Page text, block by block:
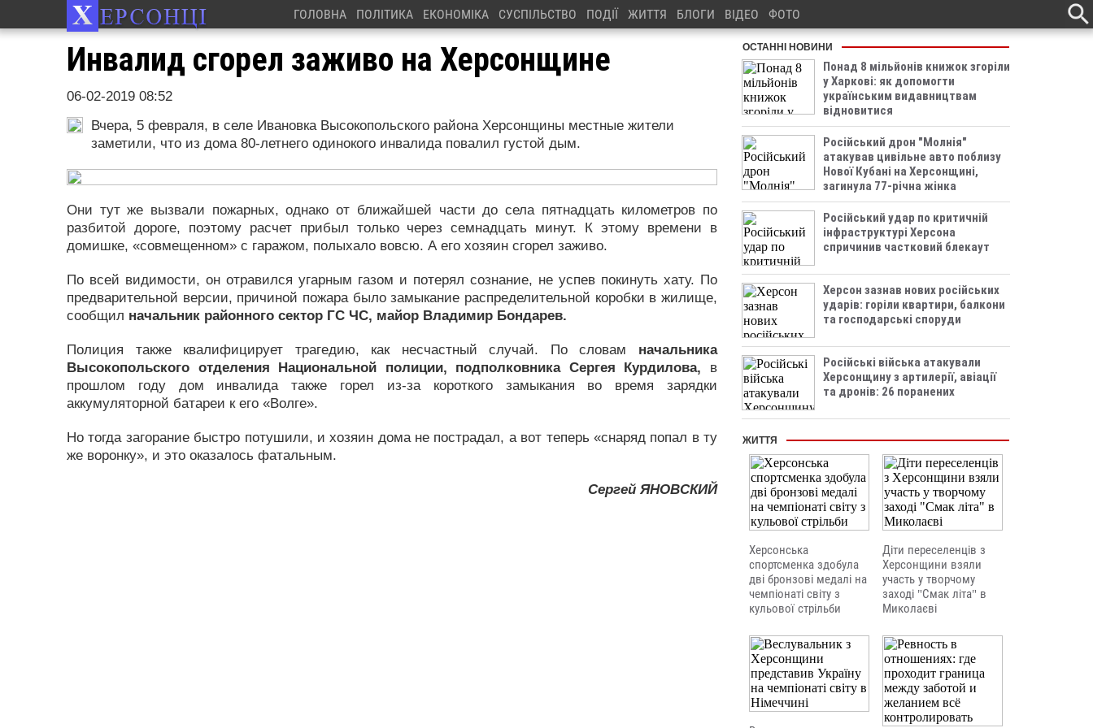
ГОЛОВНА ПОЛІТИКА ЕКОНОМІКА СУСПІЛЬСТВО ПОДІЇ ЖИТТЯ БЛОГИ ВІДЕО ФОТО
Инвалид сгорел заживо на Херсонщине
06-02-2019 08:52
Вчера, 5 февраля, в селе Ивановка Высокопольского района Херсонщины местные жители
заметили, что из дома 80-летнего одинокого инвалида повалил густой дым.
Они тут же вызвали пожарных, однако от ближайшей части до села пятнадцать километров по
разбитой дороге, поэтому расчет прибыл только через семнадцать минут. К этому времени в
домишке, «совмещенном» с гаражом, полыхало вовсю. А его хозяин сгорел заживо.
По всей видимости, он отравился угарным газом и потерял сознание, не успев покинуть хату. По
предварительной версии, причиной пожара было замыкание распределительной коробки в жилище,
сообщил начальник районного сектор ГС ЧС, майор Владимир Бондарев.
Полиция также квалифицирует трагедию, как несчастный случай. По словам начальника
Высокопольского отделения Национальной полиции, подполковника Сергея Курдилова, в
прошлом году дом инвалида также горел из-за короткого замыкания во время зарядки
аккумуляторной батареи к его «Волге».
Но тогда загорание быстро потушили, и хозяин дома не пострадал, а вот теперь «снаряд попал в ту
же воронку», и это оказалось фатальным.
Сергей ЯНОВСКИЙ
ОСТАННІ НОВИНИ
Понад 8 мільйонів книжок згоріли
у Харкові: як допомогти
українським видавництвам
відновитися
Російський дрон "Молнія"
атакував цивільне авто поблизу
Нової Кубані на Херсонщині,
загинула 77-річна жінка
Російський удар по критичній
інфраструктурі Херсона
спричинив частковий блекаут
Херсон зазнав нових російських
ударів: горіли квартири, балкони
та господарські споруди
Російські війська атакували
Херсонщину з артилерії, авіації
та дронів: 26 поранених
ЖИТТЯ
Херсонська
спортсменка здобула
дві бронзові медалі на
чемпіонаті світу з
кульової стрільби
Діти переселенців з
Херсонщини взяли
участь у творчому
заході "Смак літа" в
Миколаєві